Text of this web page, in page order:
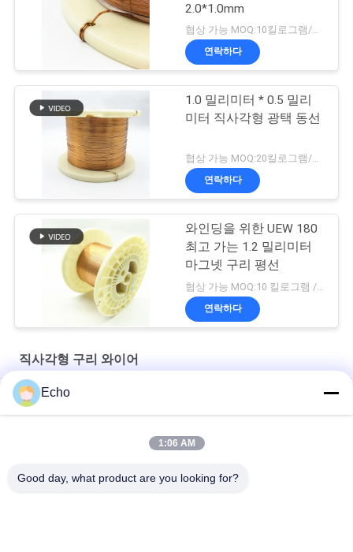
2.0*1.0mm
협상 가능 MOQ:10킬로그램/킬로그램
연락하다
1.0 밀리미터 * 0.5 밀리
미터 직사각형 광택 동선
협상 가능 MOQ:20킬로그램/킬로그램
연락하다
와인딩을 위한 UEW 180
최고 가는 1.2 밀리미터
마그넷 구리 평선
연락하다
직사각형 구리 와이어
2.0mm x 0.1mm 에너지 차량용 에나멜 평면 구리 와이어
Echo
1:06 AM
Good day, what product are you looking for?